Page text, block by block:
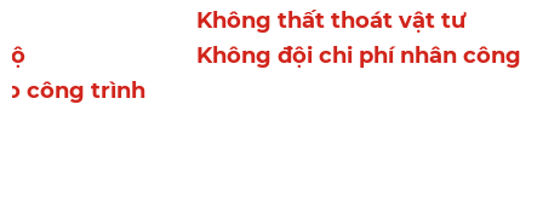
công trình
Không thất thoát vật tư
Không đội chi phí nhân công